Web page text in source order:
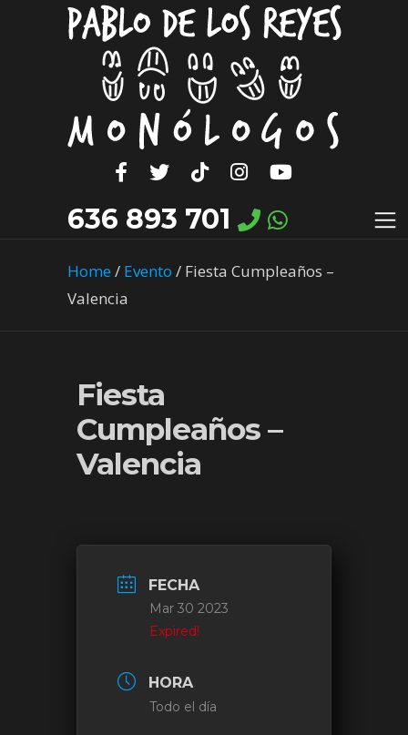
636 893 701
Home/ Evento / Fiesta Cumpleaños –
Valencia
Fiesta
Cumpleaños –
Valencia
FECHA
Mar 30 2023
Expired!
HORA
Todo el día